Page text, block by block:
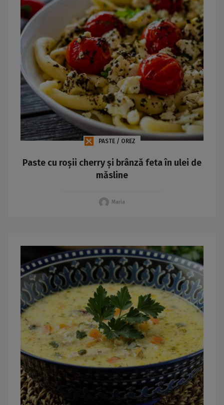
PASTE / OREZ
Paste cu roșii cherry și brânză feta în ulei de
măsline
Maria